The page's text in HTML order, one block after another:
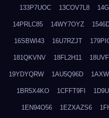
133P7UOC 13COV7L8
14PRLC85 14WY7OYZ
16SBWI43 16U7RZJT
181QKVNV 18FL2H11
19YDYQRW 1AU5Q96D
1BR5X4KO 1CFFT9FI
1EN94O56 1EZXAZS6